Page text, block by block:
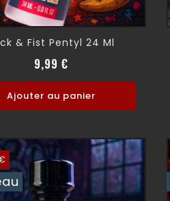
& Fist Pentyl 24 Ml
9,99 €
Ajouter au panier